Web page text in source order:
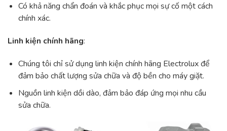
Có khả năng chẩn đoán và khắc phục mọi sự cố một cách
chính xác.
Linh kiện chính hãng:
Chúng tôi chỉ sử dụng linh kiện chính hãng Electrolux để
đảm bảo chất lượng sửa chữa và độ bền cho máy giặt.
Nguồn linh kiện dồi dào, đảm bảo đáp ứng mọi nhu cầu
sửa chữa.